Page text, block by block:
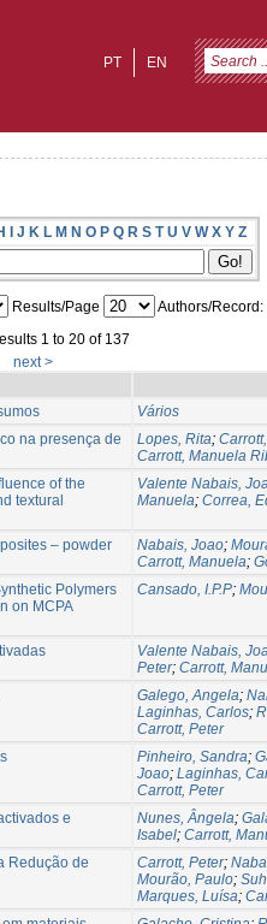
EN
PT
I J K L M N O P Q R S T U V W X Y Z
Results/Page
Authors/Record:
1 to 20 of 137
next >
Vários
na presença de
Lopes, Rita;
Carrott, Manuela
of the
textural
Valente Nabais,
Manuela; Correa,
– powder
Nabais, Joao;
Carrott, Manuela;
Polymers
on MCPA
Cansado, I.P.P;
Valente Nabais,
Peter; Carrott,
Galego, Angela;
Laginhas, Carlos;
Carrott, Peter
Pinheiro, Sandra;
Joao; Laginhas,
Carrott, Peter
e
Nunes, Ângela;
Isabel; Carrott,
Redução de
Carrott, Peter;
Mourão, Paulo;
Marques, Luísa;